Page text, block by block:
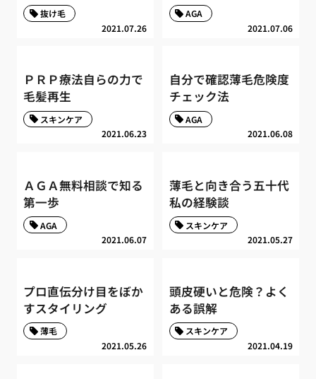
2021.07.26
抜け毛
2021.07.06
AGA
ＰＲＰ療法自らの力で
毛髪再生
2021.06.23
スキンケア
自分で確認薄毛危険度
チェック法
2021.06.08
AGA
ＡＧＡ無料相談で知る
第一歩
2021.06.07
AGA
薄毛と向き合う五十代
私の経験談
2021.05.27
スキンケア
プロ直伝分け目をぼか
すスタイリング
2021.05.26
薄毛
頭皮硬いと危険？よく
ある誤解
2021.04.19
スキンケア